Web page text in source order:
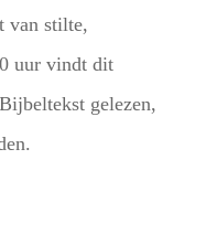
van stilte,
uur vindt dit
gelezen,